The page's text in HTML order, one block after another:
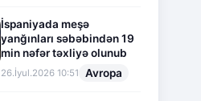
İspaniyada meşə
yanğınları səbəbindən 19
min nəfər təxliyə olunub
26.İyul.2026 10:51 Avropa